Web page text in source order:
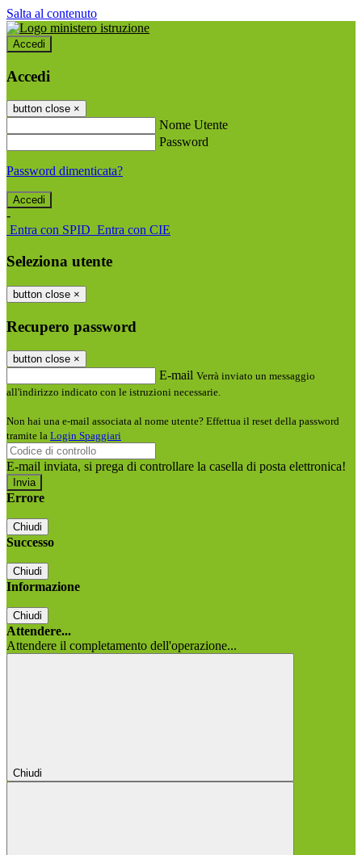
Salta al contenuto
Accedi
Accedi
button close ×
Nome Utente
Password
Password dimenticata?
-
Entra con SPID Entra con CIE
Seleziona utente
button close ×
Recupero password
button close ×
E-mail Verrà inviato un messaggio
all'indirizzo indicato con le istruzioni necessarie.
Non hai una e-mail associata al nome utente? Effettua il reset della password
tramite la Login Spaggiari
E-mail inviata, si prega di controllare la casella di posta elettronica!
Errore
Chiudi
Successo
Chiudi
Informazione
Chiudi
Attendere...
Attendere il completamento dell'operazione...
Chiudi